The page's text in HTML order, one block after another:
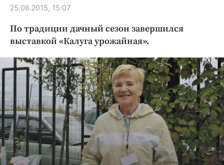
Народные новости
Авто и транспорт
Благоустройство
Культура
Недвижимость и ЖКХ
Образование
Общество
Погода
Праздники
Происшествия
25.08.2015, 15:07
По традиции дачный сезон завершился
выставкой «Калуга урожайная».